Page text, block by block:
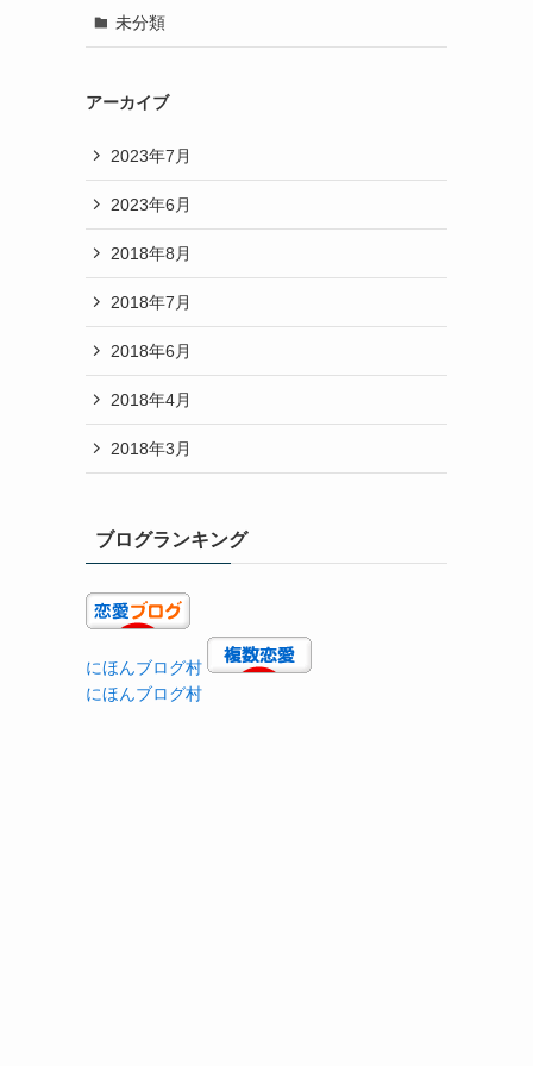
未分類
アーカイブ
2023年7月
2023年6月
2018年8月
2018年7月
2018年6月
2018年4月
2018年3月
ブログランキング
にほんブログ村
にほんブログ村